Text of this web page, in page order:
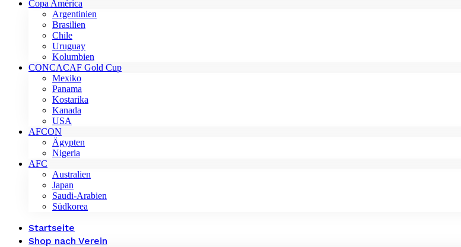
Copa América
Argentinien
Brasilien
Chile
Uruguay
Kolumbien
CONCACAF Gold Cup
Mexiko
Panama
Kostarika
Kanada
USA
AFCON
Ägypten
Nigeria
AFC
Australien
Japan
Saudi-Arabien
Südkorea
Startseite
Shop nach Verein